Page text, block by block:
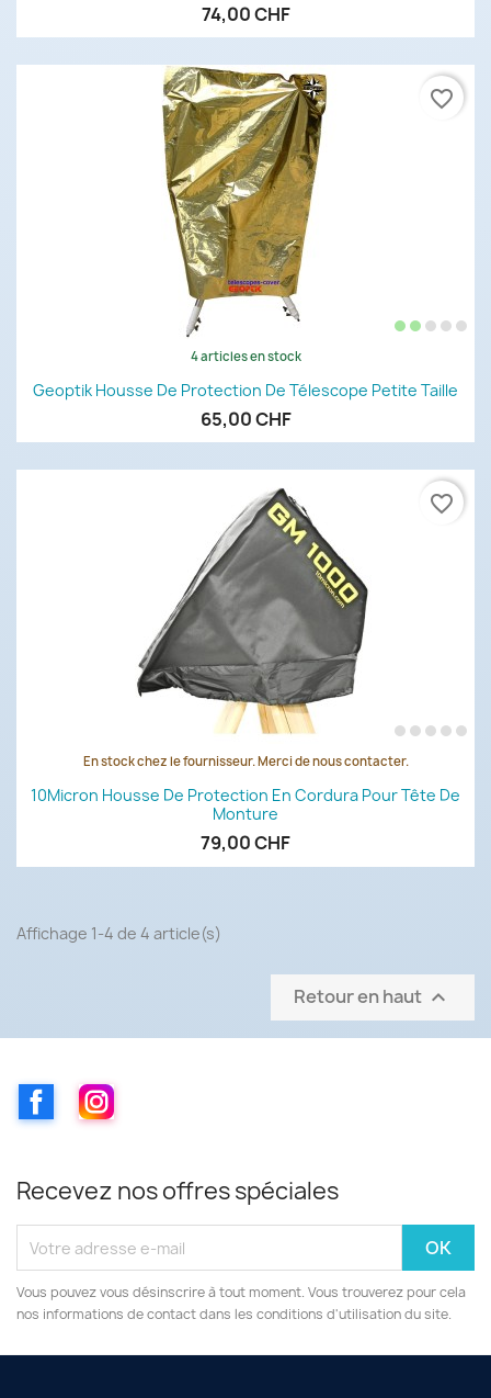
74,00 CHF
4 articles en stock
Geoptik Housse De Protection De Télescope Petite Taille
65,00 CHF
favorite_border
En stock chez le fournisseur. Merci de nous contacter.
10Micron Housse De Protection En Cordura Pour Tête De
Monture
79,00 CHF
favorite_border
Affichage 1-4 de 4 article(s)
Retour en haut 
FacebookInstagram
Recevez nos offres spéciales
Vous pouvez vous désinscrire à tout moment. Vous trouverez pour cela
nos informations de contact dans les conditions d'utilisation du site.